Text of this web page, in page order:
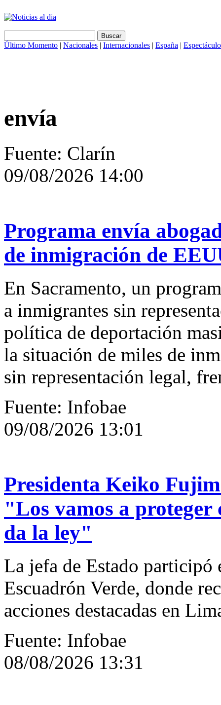
Último Momento | Nacionales | Internacionales | España |
envía
Fuente: Clarín
09/08/2026 14:00
Programa envía
de inmigración de
En Sacramento, un
a inmigrantes sin
política de deportación
la situación de miles de
sin representación legal,
Fuente: Infobae
09/08/2026 13:01
Presidenta Keiko
"Los vamos a proteger
da la ley"
La jefa de Estado participó
Escuadrón Verde, donde
acciones destacadas en
Fuente: Infobae
08/08/2026 13:31